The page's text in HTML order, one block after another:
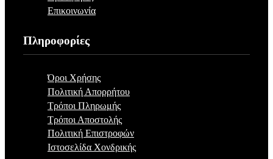
Επικοινωνία
Πληροφορίες
Όροι Χρήσης
Πολιτική Απορρήτου
Τρόποι Πληρωμής
Τρόποι Αποστολής
Πολιτική Επιστροφών
Ιστοσελίδα Χονδρικής